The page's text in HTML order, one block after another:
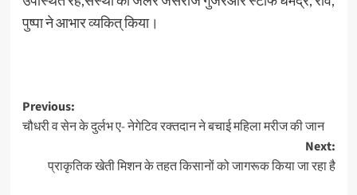
पुष्पा ने आभार व्यकित् किया।
Previous:
चौधरी व सेन के दुर्लभ ए- नेगेटिव रक्तदान ने बचाई महिला मरीज की जान
Next:
प्राकृतिक खेती मिशन के तहत किसानों को जागरूक किया जा रहा है